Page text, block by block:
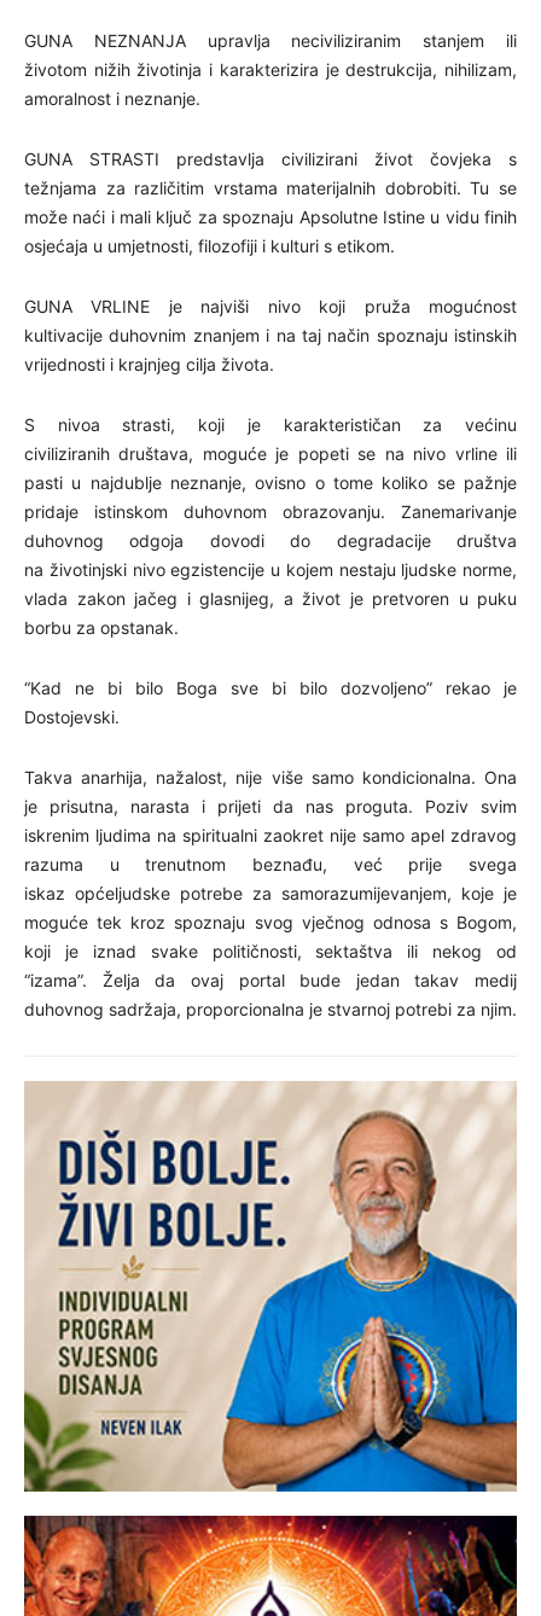
GUNA NEZNANJA upravlja neciviliziranim stanjem ili
životom nižih životinja i karakterizira je destrukcija, nihilizam,
amoralnost i neznanje.
GUNA STRASTI predstavlja civilizirani život čovjeka s
težnjama za različitim vrstama materijalnih dobrobiti. Tu se
može naći i mali ključ za spoznaju Apsolutne Istine u vidu finih
osjećaja u umjetnosti, filozofiji i kulturi s etikom.
GUNA VRLINE je najviši nivo koji pruža mogućnost
kultivacije duhovnim znanjem i na taj način spoznaju istinskih
vrijednosti i krajnjeg cilja života.
S nivoa strasti, koji je karakterističan za većinu
civiliziranih društava, moguće je popeti se na nivo vrline ili
pasti u najdublje neznanje, ovisno o tome koliko se pažnje
pridaje istinskom duhovnom obrazovanju. Zanemarivanje
duhovnog odgoja dovodi do degradacije društva
na životinjski nivo egzistencije u kojem nestaju ljudske norme,
vlada zakon jačeg i glasnijeg, a život je pretvoren u puku
borbu za opstanak.
“Kad ne bi bilo Boga sve bi bilo dozvoljeno” rekao je
Dostojevski.
Takva anarhija, nažalost, nije više samo kondicionalna. Ona
je prisutna, narasta i prijeti da nas proguta. Poziv svim
iskrenim ljudima na spiritualni zaokret nije samo apel zdravog
razuma u trenutnom beznađu, već prije svega
iskaz općeljudske potrebe za samorazumijevanjem, koje je
moguće tek kroz spoznaju svog vječnog odnosa s Bogom,
koji je iznad svake političnosti, sektaštva ili nekog od
“izama”. Želja da ovaj portal bude jedan takav medij
duhovnog sadržaja, proporcionalna je stvarnoj potrebi za njim.